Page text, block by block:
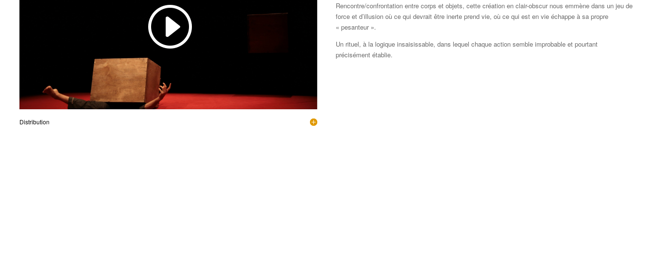
Distribution
Rencontre/confrontation entre corps et objets, cette création en clair-obscur nous emmène dans un jeu de
force et d’illusion où ce qui devrait être inerte prend vie, où ce qui est en vie échappe à sa propre
« pesanteur ».
Un rituel, à la logique insaisissable, dans lequel chaque action semble improbable et pourtant
précisément établie.